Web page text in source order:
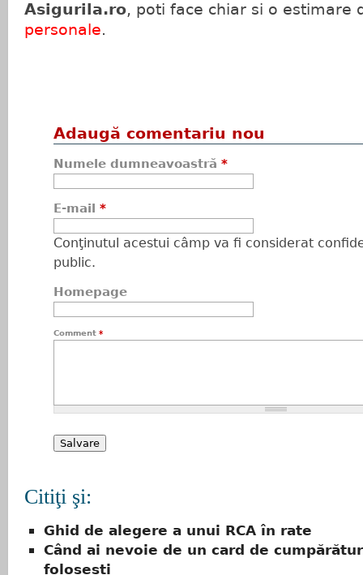
Asigurila.ro, poti face chiar si o estimare
personale.
Adaugă comentariu nou
Numele dumneavoastră *
E-mail *
Conţinutul acestui câmp va fi considerat
public.
Homepage
Comment *
Citiţi şi:
Ghid de alegere a unui RCA în rate
Când ai nevoie de un card de
folosești